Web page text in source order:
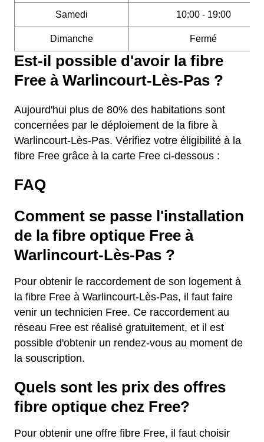
Samedi 10:00 - 19:00
Dimanche Fermé
Est-il possible d'avoir la fibre
Free à Warlincourt-Lès-Pas ?
Aujourd'hui plus de 80% des habitations sont
concernées par le déploiement de la fibre à
Warlincourt-Lès-Pas. Vérifiez votre éligibilité à la
fibre Free grâce à la carte Free ci-dessous :
FAQ
Comment se passe l'installation
de la fibre optique Free à
Warlincourt-Lès-Pas ?
Pour obtenir le raccordement de son logement à
la fibre Free à Warlincourt-Lès-Pas, il faut faire
venir un technicien Free. Ce raccordement au
réseau Free est réalisé gratuitement, et il est
possible d'obtenir un rendez-vous au moment de
la souscription.
Quels sont les prix des offres
fibre optique chez Free?
Pour obtenir une offre fibre Free, il faut choisir